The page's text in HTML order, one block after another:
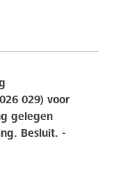
029) voor
gelegen
Besluit. -